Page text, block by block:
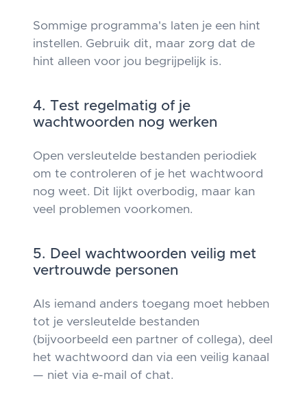
Sommige programma's laten je een hint
instellen. Gebruik dit, maar zorg dat de
hint alleen voor jou begrijpelijk is.
4. Test regelmatig of je
wachtwoorden nog werken
Open versleutelde bestanden periodiek
om te controleren of je het wachtwoord
nog weet. Dit lijkt overbodig, maar kan
veel problemen voorkomen.
5. Deel wachtwoorden veilig met
vertrouwde personen
Als iemand anders toegang moet hebben
tot je versleutelde bestanden
(bijvoorbeeld een partner of collega), deel
het wachtwoord dan via een veilig kanaal
— niet via e-mail of chat.